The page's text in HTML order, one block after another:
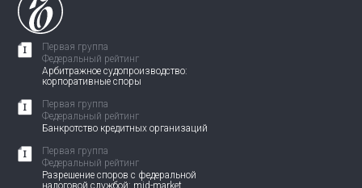
Первая группа
Федеральный рейтинг
Арбитражное судопроизводство:
корпоративные споры
Первая группа
Федеральный рейтинг
Банкротство кредитных организаций
Первая группа
Федеральный рейтинг
Разрешение споров с федеральной